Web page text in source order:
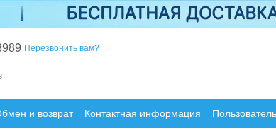
Перезвонить вам?
и возврат Контактная информация